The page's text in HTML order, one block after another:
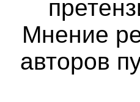
Мнение
авторов